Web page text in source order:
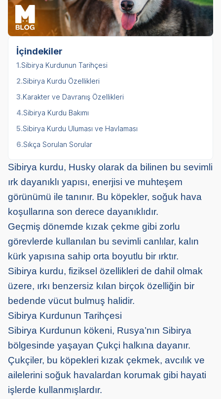
İçindekiler
1.Sibirya Kurdunun Tarihçesi
2.Sibirya Kurdu Özellikleri
3.Karakter ve Davranış Özellikleri
4.Sibirya Kurdu Bakımı
5.Sibirya Kurdu Uluması ve Havlaması
6.Sıkça Sorulan Sorular
Sibirya kurdu, Husky olarak da bilinen bu sevimli
ırk dayanıklı yapısı, enerjisi ve muhteşem
görünümü ile tanınır. Bu köpekler, soğuk hava
koşullarına son derece dayanıklıdır.
Geçmiş dönemde kızak çekme gibi zorlu
görevlerde kullanılan bu sevimli canlılar, kalın
kürk yapısına sahip orta boyutlu bir ırktır.
Sibirya kurdu, fiziksel özellikleri de dahil olmak
üzere, ırkı benzersiz kılan birçok özelliğin bir
bedende vücut bulmuş halidir.
Sibirya Kurdunun Tarihçesi
Sibirya Kurdunun kökeni, Rusya’nın Sibirya
bölgesinde yaşayan Çukçi halkına dayanır.
Çukçiler, bu köpekleri kızak çekmek, avcılık ve
ailelerini soğuk havalardan korumak gibi hayati
işlerde kullanmışlardır.